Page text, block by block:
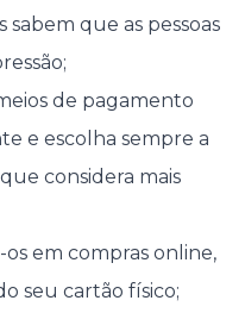
sabem que as pessoas
de pagamento
e escolha sempre a
considera mais
em compras online,
seu cartão físico;